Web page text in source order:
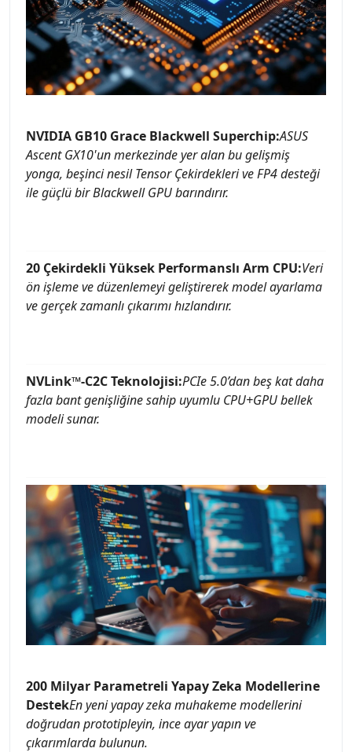
NVIDIA GB10 Grace Blackwell Superchip:ASUS
Ascent GX10'un merkezinde yer alan bu gelişmiş
yonga, beşinci nesil Tensor Çekirdekleri ve FP4 desteği
ile güçlü bir Blackwell GPU barındırır.
20 Çekirdekli Yüksek Performanslı Arm CPU:Veri
ön işleme ve düzenlemeyi geliştirerek model ayarlama
ve gerçek zamanlı çıkarımı hızlandırır.
NVLink™-C2C Teknolojisi:PCIe 5.0’dan beş kat daha
fazla bant genişliğine sahip uyumlu CPU+GPU bellek
modeli sunar.
200 Milyar Parametreli Yapay Zeka Modellerine
DestekEn yeni yapay zeka muhakeme modellerini
doğrudan prototipleyin, ince ayar yapın ve
çıkarımlarda bulunun.